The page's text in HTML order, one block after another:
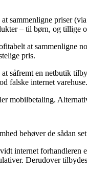
sammenligne priser
– til børn, og tillige
at sammenligne
pris.
såfremt en netbutik
falske internet varehuse.
mobilbetaling.
behøver de sådan
internet forhandleren
Derudover